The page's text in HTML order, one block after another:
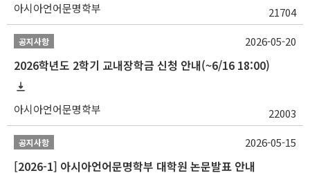
아시아언어문명학부 21704
공지사항
2026학년도 2학기 교내장학금 신청 안내(~6/16 18:00)
아시아언어문명학부 22003
2026-05-20
공지사항
[2026-1] 아시아언어문명학부 대학원 논문발표 안내
2026-05-15